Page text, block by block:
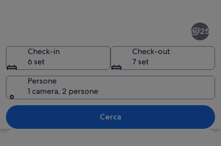
25
Check-in
6 set
Check-out
7 set
Persone
1 camera, 2 persone
Cerca